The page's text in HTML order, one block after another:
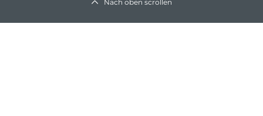
Nach oben scrollen